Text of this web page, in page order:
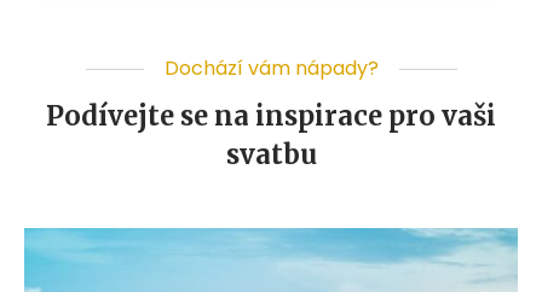
Dochází vám nápady?
Podívejte se na inspirace pro vaši
svatbu